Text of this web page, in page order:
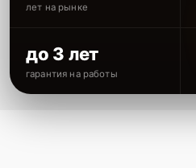
лет на рынке
до 3 лет
гарантия на работы